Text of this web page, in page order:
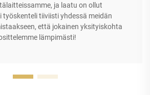
ja laatu on ollut
työskenteli tiiviisti yhdessä meidän
että jokainen yksityiskohta
lämpimästi!